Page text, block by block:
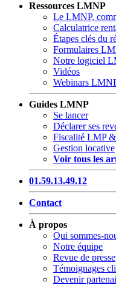
Ressources LMNP
Le LMNP,
Calculatrice
Étapes clés du
Formulaires
Notre logiciel
Vidéos
Webinars
Guides LMNP
Se lancer
Déclarer ses
Fiscalité LMP
Gestion locative
Voir tous les
01.59.13.49.12
Contact
À propos
Qui sommes-
Notre équipe
Revue de presse
Témoignages
Devenir